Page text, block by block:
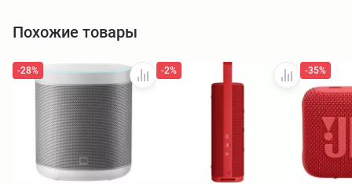
Похожие товары
-28% -2% -35%